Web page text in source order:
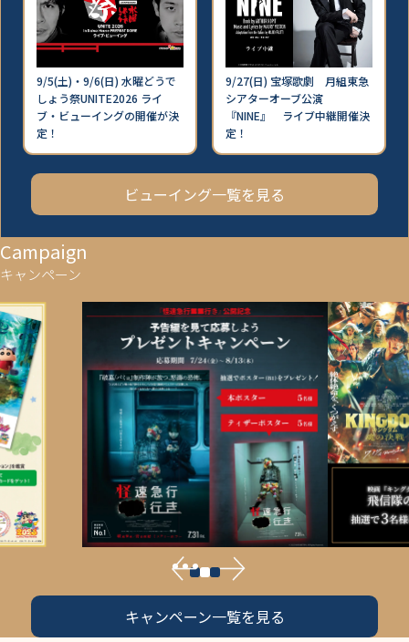
9/5(土)・9/6(日) 水曜どうで
しょう祭UNITE2026 ライ
ブ・ビューイングの開催が決
定！
9/27(日) 宝塚歌劇 月組東急
シアターオーブ公演
『NINE』 ライブ中継開催決
定！
ビューイング一覧を見る
Campaign
キャンペーン一覧を見る
Food
期間限定メニュー